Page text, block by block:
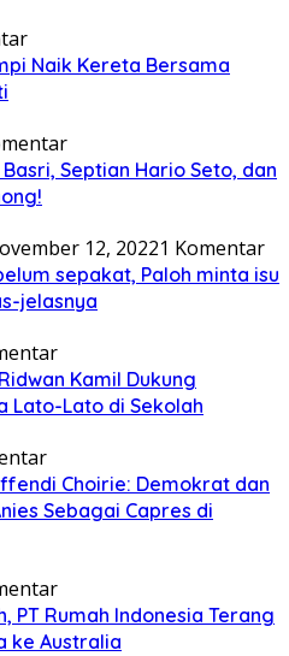
Naik Kereta Bersama
Septian Hario Seto, dan
12, 20221 Komentar
sepakat, Paloh minta isu
jelasnya
Kamil Dukung
Lato-Lato di Sekolah
Choirie: Demokrat dan
Sebagai Capres di
PT Rumah Indonesia Terang
ke Australia